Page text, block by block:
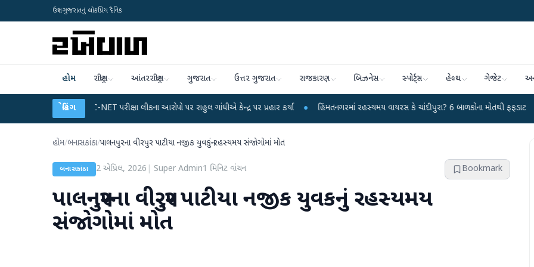
ઉત્તર ગુજરાતનું લોકપ્રિય દૈનિક
હોમ રાષ્ટ્રીય આંતરરાષ્ટ્રીય ગુજરાત ઉત્તર ગુજરાત રાજકારણ બિઝનેસ સ્પોર્ટ્સ હેલ્થ ગેજેટ
બ્રેકિંગ
UGC-NET પરીક્ષા લીકના આરોપો પર રાહુલ ગાંધીએ કેન્દ્ર પર પ્રહાર કર્યા ● હિંમતનગરમાં રહસ્યમય વાયરસ કે ચાંદીપુરા? 6 બાળકોના મોતથી ફફડાટ ● હવામાન
હોમ/બનાસકાંઠા/પાલનપુરના વીરપુર પાટીયા નજીક યુવકનું રહસ્યમય સંજોગોમાં મોત
બનાસકાંઠા 2 એપ્રિલ, 2026 Super Admin1 મિનિટ વાંચન Bookmark
પાલનપુરના વીરપુર પાટીયા નજીક યુવકનું રહસ્યમય
સંજોગોમાં મોત